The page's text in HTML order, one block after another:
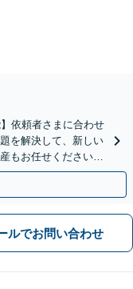
依頼者さまに合わせ
を解決して、新しい
もお任せください。
ルでお問い合わせ